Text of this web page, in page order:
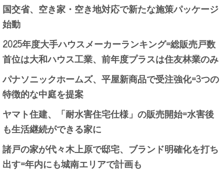
国交省、空き家・空き地対応で新たな施策パッケージ
始動
2025年度大手ハウスメーカーランキング=総販売戸数
首位は大和ハウス工業、前年度プラスは住友林業のみ
パナソニックホームズ、平屋新商品で受注強化=3つの
特徴的な中庭を提案
ヤマト住建、「耐水害住宅仕様」の販売開始=水害後
も生活継続ができる家に
諸戸の家が代々木上原で邸宅、ブランド明確化を打ち
出す=年内にも城南エリアで計画も